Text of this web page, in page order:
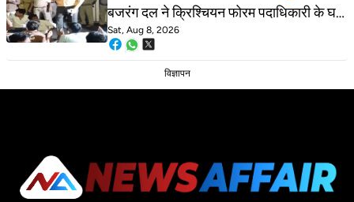
बजरंग दल ने क्रिश्चियन फोरम पदाधिकारी के घर
का घेराव किया; अरुण पन्नालाल गिरफ्तार
Sat, Aug 8, 2026
विज्ञापन